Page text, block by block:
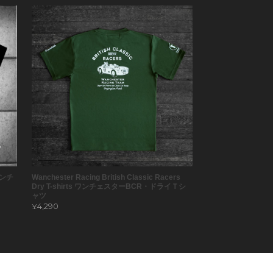
チ
Wanchester Racing British Classic Racers
Dry T-shirts ワンチェスターBCR・ドライＴシ
ャツ
¥4,290